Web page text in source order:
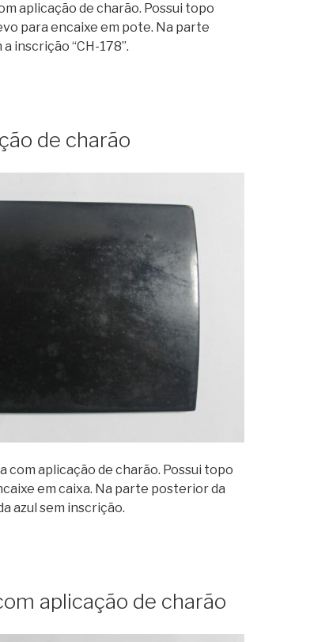
aplicação de charão. Possui topo
para encaixe em pote. Na parte
inscrição “CH-178”.
de charão
com aplicação de charão. Possui topo
em caixa. Na parte posterior da
azul sem inscrição.
aplicação de charão